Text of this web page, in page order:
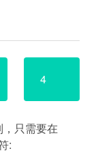
4
只需要在
: